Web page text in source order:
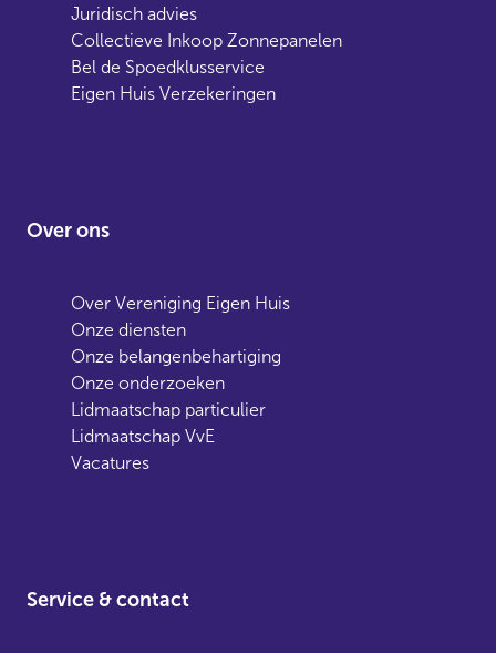
Juridisch advies
Collectieve Inkoop Zonnepanelen
Bel de Spoedklusservice
Eigen Huis Verzekeringen
Over ons
Over Vereniging Eigen Huis
Onze diensten
Onze belangenbehartiging
Onze onderzoeken
Lidmaatschap particulier
Lidmaatschap VvE
Vacatures
Service & contact